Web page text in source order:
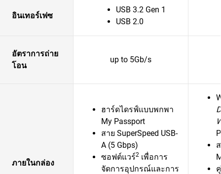
อินเทอร์เฟซ
USB 3.2 Gen 1
USB 2.0
อัตราการถ่าย
โอน
up to 5Gb/s
ภายในกล่อง
ฮาร์ดไดรฟ์แบบพกพา
My Passport
สาย SuperSpeed USB-
A (5 Gbps)
ซอฟต์แวร์2 เพื่อการ
จัดการอุปกรณ์และการ